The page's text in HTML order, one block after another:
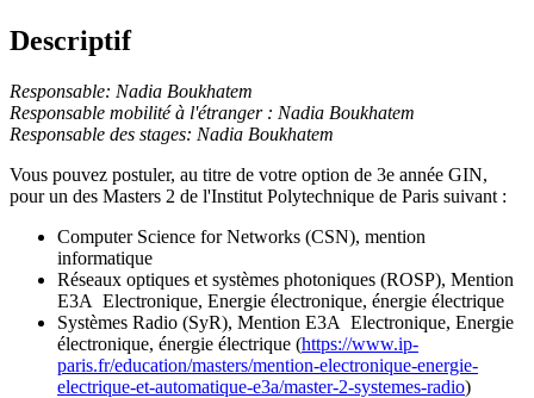
Descriptif
Responsable: Nadia Boukhatem
Responsable mobilité à l'étranger : Nadia Boukhatem
Responsable des stages: Nadia Boukhatem
Vous pouvez postuler, au titre de votre option de 3e année GIN,
pour un des Masters 2 de l'Institut Polytechnique de Paris suivant :
Computer Science for Networks (CSN), mention
informatique
Réseaux optiques et systèmes photoniques (ROSP), Mention
E3A Electronique, Energie électronique, énergie électrique
Systèmes Radio (SyR), Mention E3A Electronique, Energie
électronique, énergie électrique (https://www.ip-
paris.fr/education/masters/mention-electronique-energie-
electrique-et-automatique-e3a/master-2-systemes-radio)